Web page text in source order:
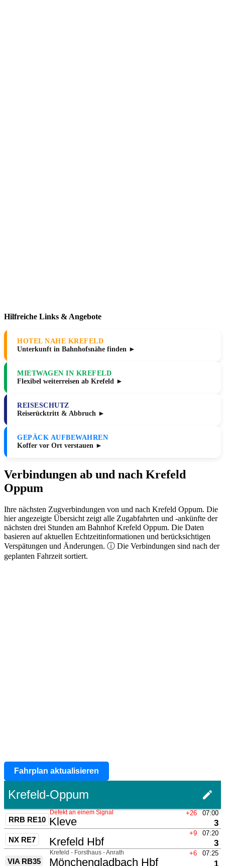
Hilfreiche Links & Angebote
HOTEL NAHE KREFELD
Unterkunft in Bahnhofsnähe finden ►
MIETWAGEN IN KREFELD
Flexibel weiterreisen ab Krefeld ►
REISESCHUTZ
Reiserücktritt & Abbruch ►
GEPÄCK AUFBEWAHREN
Koffer vor Ort verstauen ►
Verbindungen ab und nach Krefeld
Oppum
Ihre nächsten Zugverbindungen von und nach Krefeld Oppum. Die
hier angezeigte Übersicht zeigt alle Zugabfahrten und -ankünfte der
nächsten drei Stunden am Bahnhof Krefeld Oppum. Die Daten
basieren auf aktuellen Echtzeitinformationen und berücksichtigen
Verspätungen und Änderungen. ⓘ Die Verbindungen sind nach der
geplanten Fahrzeit sortiert.
Fahrplan aktualisieren